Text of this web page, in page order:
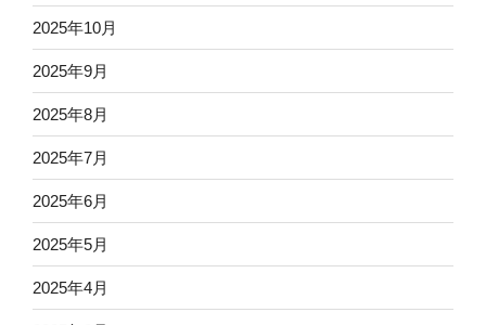
2025年10月
2025年9月
2025年8月
2025年7月
2025年6月
2025年5月
2025年4月